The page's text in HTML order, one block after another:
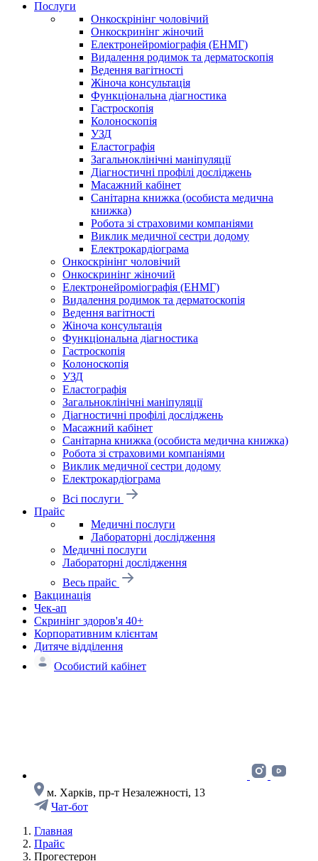
Послуги
Онкоскрінінг чоловічий
Онкоскринінг жіночий
Електронейроміографія (ЕНМГ)
Видалення родимок та дерматоскопія
Ведення вагітності
Жіноча консультація
Функціональна діагностика
Гастроскопія
Колоноскопія
УЗД
Еластографія
Загальноклінічні маніпуляції
Діагностичні профілі досліджень
Масажний кабінет
Санітарна книжка (особиста медична
книжка)
Робота зі страховими компаніями
Виклик медичної сестри додому
Електрокардіограма
Онкоскрінінг чоловічий
Онкоскринінг жіночий
Електронейроміографія (ЕНМГ)
Видалення родимок та дерматоскопія
Ведення вагітності
Жіноча консультація
Функціональна діагностика
Гастроскопія
Колоноскопія
УЗД
Еластографія
Загальноклінічні маніпуляції
Діагностичні профілі досліджень
Масажний кабінет
Санітарна книжка (особиста медична книжка)
Робота зі страховими компаніями
Виклик медичної сестри додому
Електрокардіограма
Всі послуги
Прайс
Медичні послуги
Лабораторні дослідження
Медичні послуги
Лабораторні дослідження
Весь прайс
Вакцинація
Чек-ап
Скринінг здоров'я 40+
Корпоративним клієнтам
Дитяче відділення
Особистий кабінет
м. Харків, пр-т Незалежності, 13
Чат-бот
Главная
Прайс
Прогестерон